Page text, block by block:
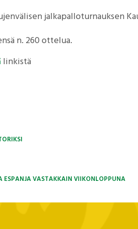
jalkapalloturnauksen
n. 260 ottelua.
linkistä
VASTAKKAIN VIIKONLOPPUNA